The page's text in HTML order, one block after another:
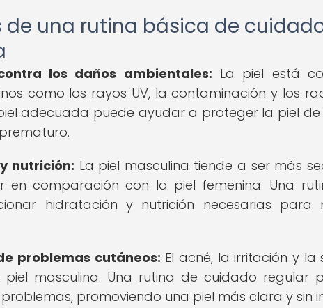
de una rutina básica de
los daños ambientales: La piel está
como los rayos UV, la contaminación y los
adecuada puede ayudar a proteger la piel de
nutrición: La piel masculina tiende a ser más
en comparación con la piel femenina. Una
hidratación y nutrición necesarias
problemas cutáneos: El acné, la irritación y
piel masculina. Una rutina de cuidado regular
promoviendo una piel más clara y sin